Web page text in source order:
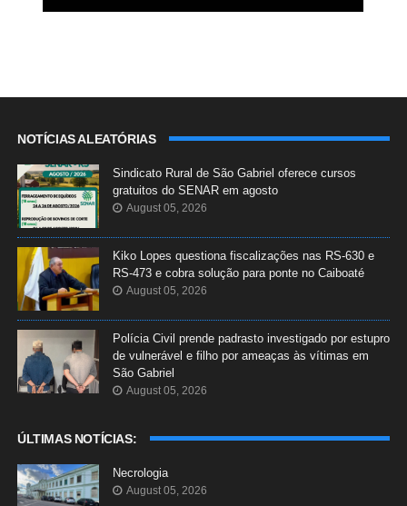
NOTÍCIAS ALEATÓRIAS
Sindicato Rural de São Gabriel oferece cursos
gratuitos do SENAR em agosto
August 05, 2026
Kiko Lopes questiona fiscalizações nas RS-630 e
RS-473 e cobra solução para ponte no Caiboaté
August 05, 2026
Polícia Civil prende padrasto investigado por estupro
de vulnerável e filho por ameaças às vítimas em
São Gabriel
August 05, 2026
ÚLTIMAS NOTÍCIAS:
Necrologia
August 05, 2026